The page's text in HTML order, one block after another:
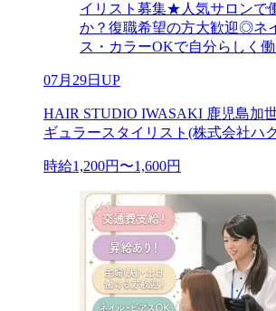
イリスト募集★人気サロンで
か？復職希望の方大歓迎◎ネ
ス・カラーOKで自分らしく
07月29日UP
HAIR STUDIO IWASAKI 鹿児島加
ギュラースタイリスト(株式会社ハ
時給1,200円〜1,600円